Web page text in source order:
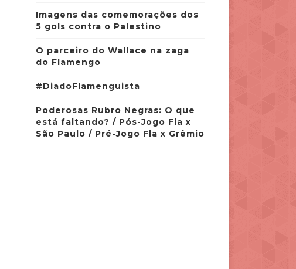
Imagens das comemorações dos
5 gols contra o Palestino
O parceiro do Wallace na zaga
do Flamengo
#DiadoFlamenguista
Poderosas Rubro Negras: O que
está faltando? / Pós-Jogo Fla x
São Paulo / Pré-Jogo Fla x Grêmio